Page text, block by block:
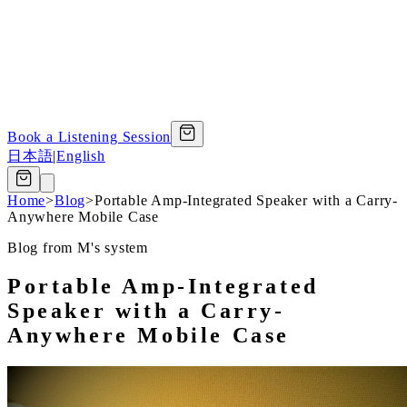
Book a Listening Session
日本語|English
Home>Blog>Portable Amp-Integrated Speaker with a Carry-
Anywhere Mobile Case
Blog from M's system
Portable Amp-Integrated
Speaker with a Carry-
Anywhere Mobile Case